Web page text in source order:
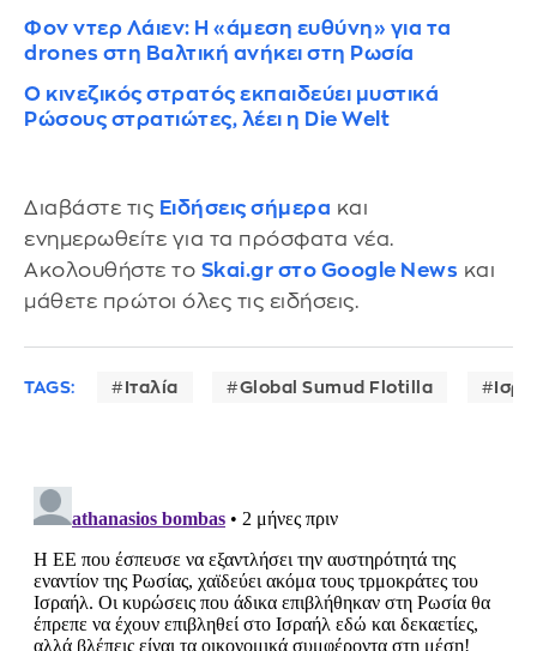
Φον ντερ Λάιεν: Η «άμεση ευθύνη» για τα
drones στη Βαλτική ανήκει στη Ρωσία
Ο κινεζικός στρατός εκπαιδεύει μυστικά
Ρώσους στρατιώτες, λέει η Die Welt
Διαβάστε τις Ειδήσεις σήμερα και
ενημερωθείτε για τα πρόσφατα νέα.
Ακολουθήστε το Skai.gr στο Google News και
μάθετε πρώτοι όλες τις ειδήσεις.
TAGS: Ιταλία Global Sumud Flotilla